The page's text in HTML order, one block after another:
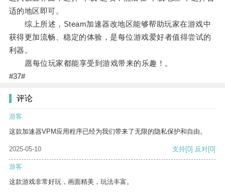
适的地区即可。
综上所述，Steam加速器改地区能够帮助玩家在游戏中
获得更加流畅、稳定的体验，是每位游戏爱好者值得尝试的
利器。
愿每位玩家都能享受到游戏带来的乐趣！。
#37#
评论
游客
这款加速器VPM应用程序已经为我们带来了无限的隐私保护和自由。
2025-05-10 支持[0] 反对[0]
游客
这款游戏非常好玩，画面精美，玩法丰富。